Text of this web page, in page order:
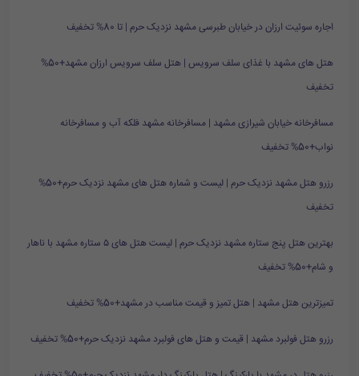
اجاره سوئیت ارزان در خیابان طبرسی مشهد نزدیک حرم | تا 80% تخفیف
هتل های مشهد با غذای سلف سرویس | هتل سلف سرویس ارزان مشهد+50%
تخفیف
مسافرخانه خیابان شیرازی مشهد | مسافرخانه مشهد فلکه آب و مسافرخانه
نواب+50% تخفیف
رزرو هتل مشهد نزدیک حرم | لیست و شماره هتل های مشهد نزدیک حرم+50%
تخفیف
بهترین هتل پنج ستاره مشهد نزدیک حرم | لیست هتل های ۵ ستاره مشهد با ناهار
و شام+50% تخفیف
تمیزترین هتل مشهد | هتل تمیز و قیمت مناسب در مشهد+50% تخفیف
رزرو هتل فولبرد مشهد | قیمت و هتل های فولبرد مشهد نزدیک حرم+50% تخفیف